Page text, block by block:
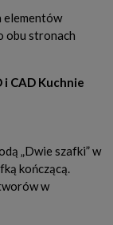
elementów
obu stronach
i CAD Kuchnie
„Dwie szafki” w
kończącą.
w